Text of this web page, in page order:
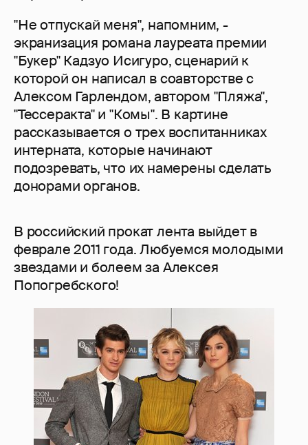
"Не отпускай меня", напомним, -
экранизация романа лауреата премии
"Букер" Кадзуо Исигуро, сценарий к
которой он написал в соавторстве с
Алексом Гарлендом, автором "Пляжа",
"Тессеракта" и "Комы". В картине
рассказывается о трех воспитанниках
интерната, которые начинают
подозревать, что их намерены сделать
донорами органов.
В российский прокат лента выйдет в
феврале 2011 года. Любуемся молодыми
звездами и болеем за Алексея
Попогребского!